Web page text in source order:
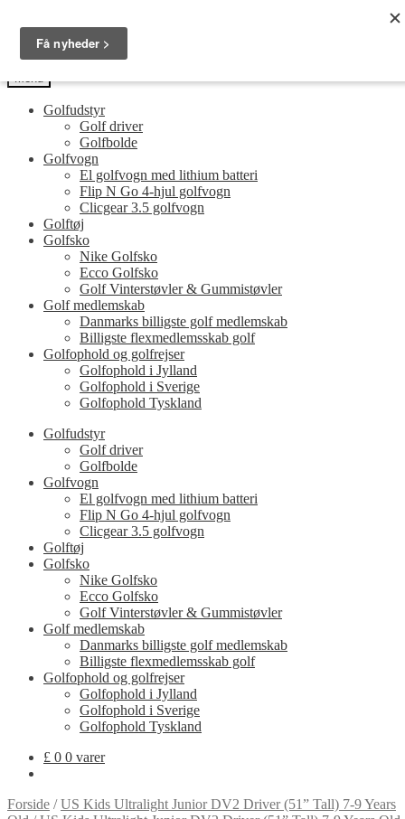
navigation
indhold
Guides og tips til dit næste golfudstyr
Menu
Golfudstyr
Golf driver
Golfbolde
Golfvogn
El golfvogn med lithium batteri
Flip N Go 4-hjul golfvogn
Clicgear 3.5 golfvogn
Golftøj
Golfsko
Nike Golfsko
Ecco Golfsko
Golf Vinterstøvler & Gummistøvler
Golf medlemskab
Danmarks billigste golf medlemskab
Billigste flexmedlemsskab golf
Golfophold og golfrejser
Golfophold i Jylland
Golfophold i Sverige
Golfophold Tyskland
Golfudstyr
Golf driver
Golfbolde
Golfvogn
El golfvogn med lithium batteri
Flip N Go 4-hjul golfvogn
Clicgear 3.5 golfvogn
Golftøj
Golfsko
Nike Golfsko
Ecco Golfsko
Golf Vinterstøvler & Gummistøvler
Golf medlemskab
Danmarks billigste golf medlemskab
Billigste flexmedlemsskab golf
Golfophold og golfrejser
Golfophold i Jylland
Golfophold i Sverige
Golfophold Tyskland
£ 0 0 varer
Forside /US Kids Ultralight Junior DV2 Driver (51” Tall) 7-9 Years